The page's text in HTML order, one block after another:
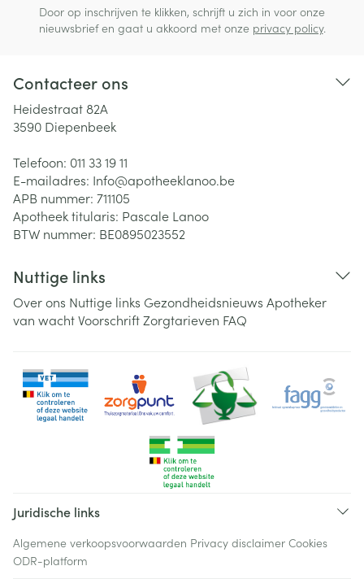
Door op inschrijven te klikken, schrijft u zich in voor onze
nieuwsbrief en gaat u akkoord met onze privacy policy.
Contacteer ons
Heidestraat 82A
3590 Diepenbeek
Telefoon: 011 33 19 11
E-mailadres: Info@apotheeklanoo.be
APB nummer: 711105
Apotheek titularis: Pascale Lanoo
BTW nummer: BE0895023552
Nuttige links
Over ons Nuttige links Gezondheidsnieuws Apotheker
van wachtVoorschriftZorgtarieven FAQ
Juridische links
Algemene verkoopsvoorwaarden Privacy disclaimer Cookies
ODR-platform